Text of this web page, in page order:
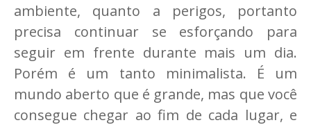
ambiente, quanto a perigos, portanto
precisa continuar se esforçando para
seguir em frente durante mais um dia.
Porém é um tanto minimalista. É um
mundo aberto que é grande, mas que você
consegue chegar ao fim de cada lugar, e